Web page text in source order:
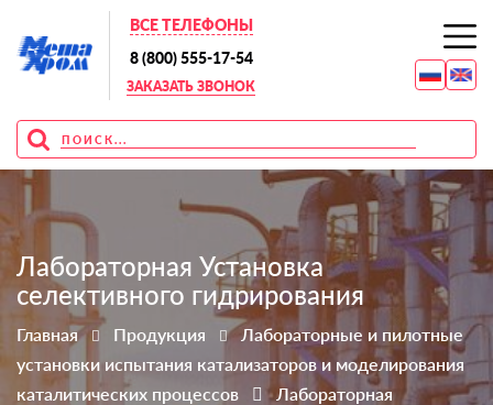
ВСЕ ТЕЛЕФОНЫ
8 (800) 555-17-54
ЗАКАЗАТЬ ЗВОНОК
Лабораторная Установка
селективного гидрирования
Главная Продукция
Лабораторные и пилотные
установки испытания катализаторов и моделирования
каталитических процессов
Лабораторная